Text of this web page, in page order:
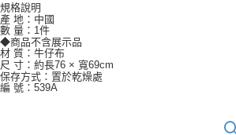
規格說明
產 地：中國
數 量：1件
◆商品不含展示品
材 質：牛仔布
尺 寸：約長76 × 寬69cm
保存方式：置於乾燥處
編 號：539A